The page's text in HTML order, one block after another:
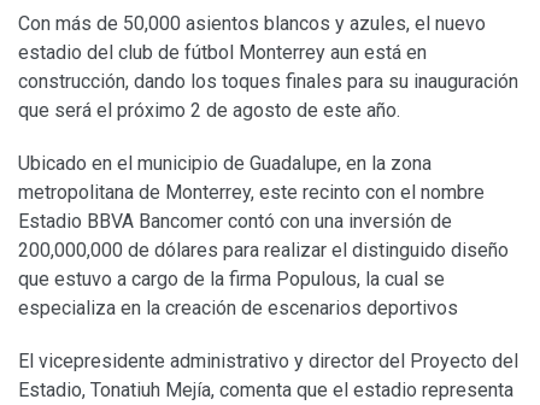
Con más de 50,000 asientos blancos y azules, el nuevo
estadio del club de fútbol Monterrey aun está en
construcción, dando los toques finales para su inauguración
que será el próximo 2 de agosto de este año.
Ubicado en el municipio de Guadalupe, en la zona
metropolitana de Monterrey, este recinto con el nombre
Estadio BBVA Bancomer contó con una inversión de
200,000,000 de dólares para realizar el distinguido diseño
que estuvo a cargo de la firma Populous, la cual se
especializa en la creación de escenarios deportivos
El vicepresidente administrativo y director del Proyecto del
Estadio, Tonatiuh Mejía, comenta que el estadio representa